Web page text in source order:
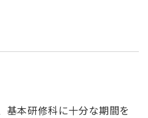
本研修科に十分な期間を